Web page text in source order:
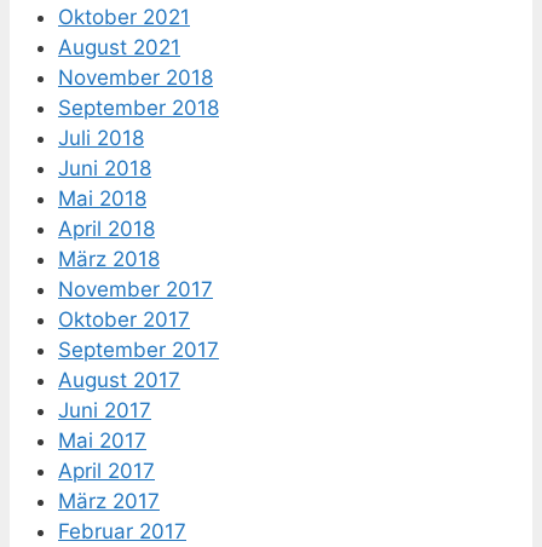
Oktober 2021
August 2021
November 2018
September 2018
Juli 2018
Juni 2018
Mai 2018
April 2018
März 2018
November 2017
Oktober 2017
September 2017
August 2017
Juni 2017
Mai 2017
April 2017
März 2017
Februar 2017